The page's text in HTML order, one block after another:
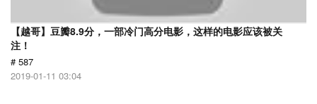
【越哥】豆瓣8.9分，一部冷门高分电影，这样的电影应该被关
注！
# 587
2019-01-11 03:04